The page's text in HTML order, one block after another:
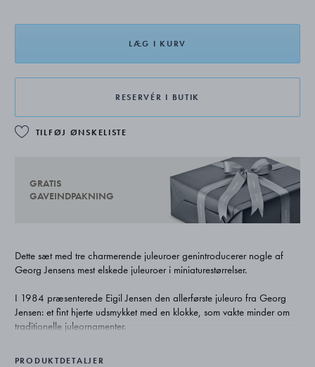
LÆG I KURV
RESERVÉR I BUTIK
TILFØJ ØNSKELISTE
GRATIS
GAVEINDPAKNING
Dette sæt med tre charmerende juleuroer genintroducerer nogle af
Georg Jensens mest elskede juleuroer i miniaturestørrelser.
I 1984 præsenterede Eigil Jensen den allerførste juleuro fra Georg
Jensen: et fint hjerte udsmykket med en klokke, som vakte minder om
traditionelle juleornamenter.
PRODUKTDETALJER